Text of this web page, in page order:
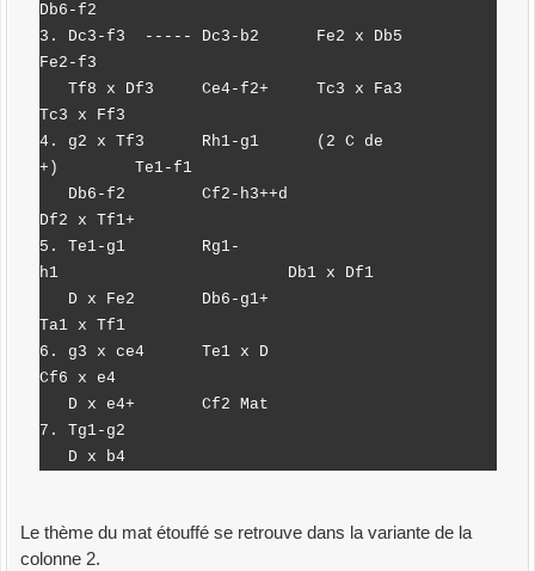
Db6-f2
3. Dc3-f3 ----- Dc3-b2 Fe2 x Db5
Fe2-f3
Tf8 x Df3 Ce4-f2+ Tc3 x Fa3
Tc3 x Ff3
4. g2 x Tf3 Rh1-g1 (2 C de
+) Te1-f1
Db6-f2 Cf2-h3++d
Df2 x Tf1+
5. Te1-g1 Rg1-
h1 Db1 x Df1
D x Fe2 Db6-g1+
Ta1 x Tf1
6. g3 x ce4 Te1 x D
Cf6 x e4
D x e4+ Cf2 Mat
7. Tg1-g2
D x b4
Le thème du mat étouffé se retrouve dans la variante de la
colonne 2.